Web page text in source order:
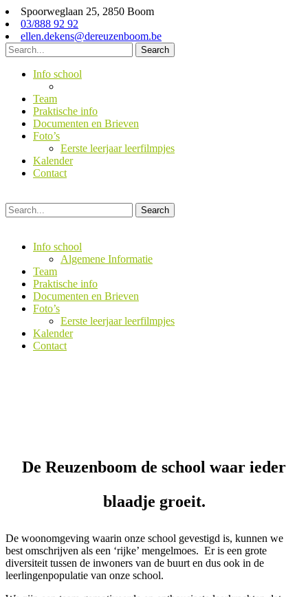
Spoorweglaan 25, 2850 Boom
03/888 92 92
ellen.dekens@dereuzenboom.be
Search
Info school
Team
Praktische info
Documenten en Brieven
Foto’s
Eerste leerjaar leerfilmpjes
Kalender
Contact
Search
Info school
Algemene Informatie
Team
Praktische info
Documenten en Brieven
Foto’s
Eerste leerjaar leerfilmpjes
Kalender
Contact
De Reuzenboom de school waar ieder
blaadje groeit.
De woonomgeving waarin onze school gevestigd is, kunnen we
best omschrijven als een ‘rijke’ mengelmoes. Er is een grote
diversiteit tussen de inwoners van de buurt en dus ook in de
leerlingenpopulatie van onze school.